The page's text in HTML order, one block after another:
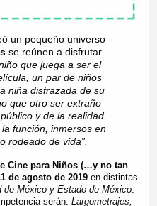
un pequeño universo
se reúnen a disfrutar
que juega a ser el
un par de niños
niña disfrazada de su
que otro ser extraño
y de la realidad
función, inmersos en
rodeado de vida”.
Cine para Niños (…y no tan
de agosto de 2019 en distintas
de México y Estado de México
serán: Largometrajes,